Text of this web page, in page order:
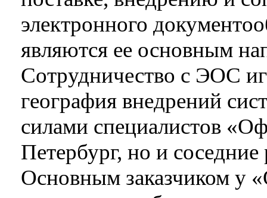
электронного
являются ее основным
Сотрудничество с ЭОС
география внедрений
силами специалистов
Петербург, но и
Основным заказчиком у